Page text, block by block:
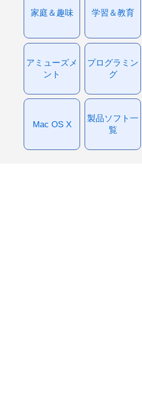
家庭＆趣味 学習＆教育
アミューズメ
ント
プログラミン
グ
Mac OS X
製品ソフト一
覧